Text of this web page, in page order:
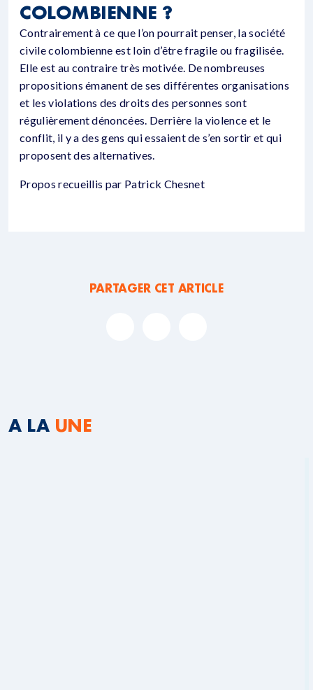
COLOMBIENNE ?
Contrairement à ce que l’on pourrait penser, la société
civile colombienne est loin d’être fragile ou fragilisée.
Elle est au contraire très motivée. De nombreuses
propositions émanent de ses différentes organisations
et les violations des droits des personnes sont
régulièrement dénoncées. Derrière la violence et le
conflit, il y a des gens qui essaient de s’en sortir et qui
proposent des alternatives.
Propos recueillis par Patrick Chesnet
PARTAGER CET ARTICLE
A LA UNE